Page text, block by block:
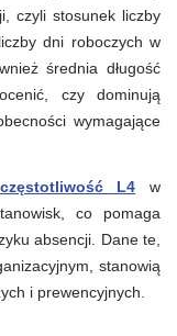
czyli stosunek liczby
dni roboczych w
średnia długość
czy dominują
wymagające
częstotliwość L4 w
co pomaga
absencji. Dane te,
stanowią
i prewencyjnych.